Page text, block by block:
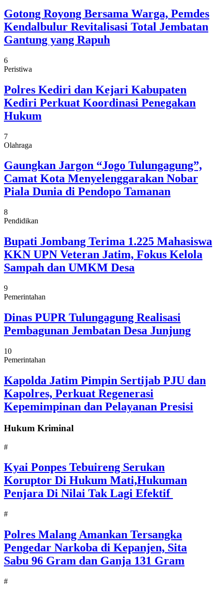
Gotong Royong Bersama Warga, Pemdes
Kendalbulur Revitalisasi Total Jembatan
Gantung yang Rapuh
6
Peristiwa
Polres Kediri dan Kejari Kabupaten
Kediri Perkuat Koordinasi Penegakan
Hukum
7
Olahraga
Gaungkan Jargon “Jogo Tulungagung”,
Camat Kota Menyelenggarakan Nobar
Piala Dunia di Pendopo Tamanan
8
Pendidikan
Bupati Jombang Terima 1.225 Mahasiswa
KKN UPN Veteran Jatim, Fokus Kelola
Sampah dan UMKM Desa
9
Pemerintahan
Dinas PUPR Tulungagung Realisasi
Pembagunan Jembatan Desa Junjung
10
Pemerintahan
Kapolda Jatim Pimpin Sertijab PJU dan
Kapolres, Perkuat Regenerasi
Kepemimpinan dan Pelayanan Presisi
Hukum Kriminal
#
Kyai Ponpes Tebuireng Serukan
Koruptor Di Hukum Mati,Hukuman
Penjara Di Nilai Tak Lagi Efektif
#
Polres Malang Amankan Tersangka
Pengedar Narkoba di Kepanjen, Sita
Sabu 96 Gram dan Ganja 131 Gram
#